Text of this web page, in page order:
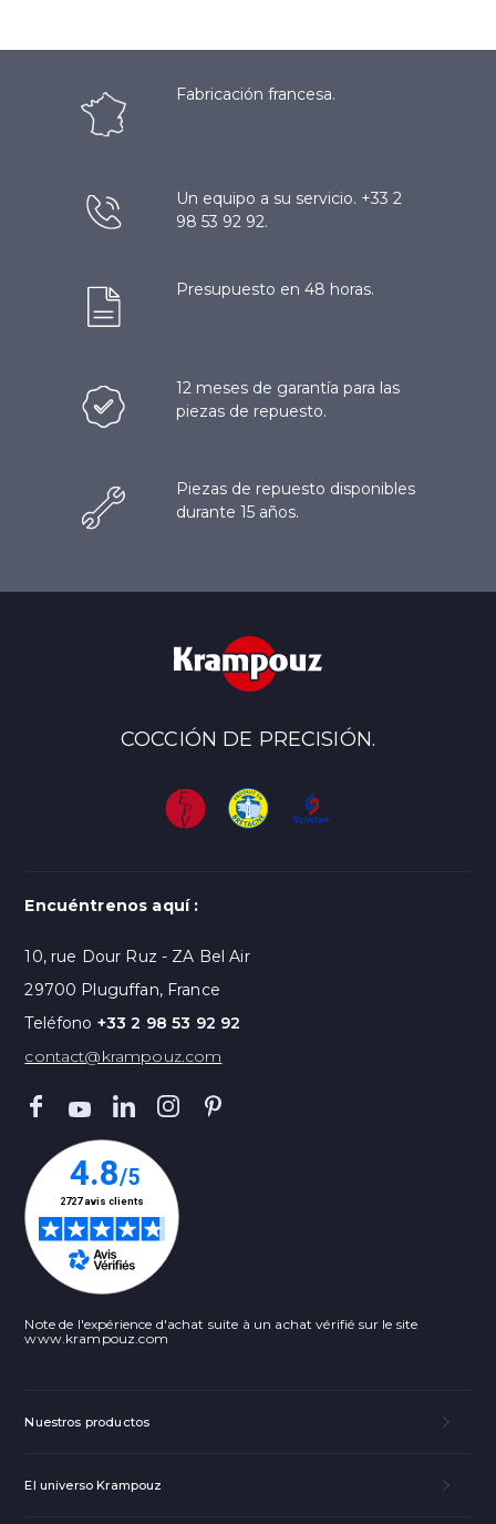
Fabricación francesa.
Un equipo a su servicio. +33 2
98 53 92 92.
Presupuesto en 48 horas.
12 meses de garantía para las
piezas de repuesto.
Piezas de repuesto disponibles
durante 15 años.
COCCIÓN DE PRECISIÓN.
Encuéntrenos aquí :
10, rue Dour Ruz - ZA Bel Air
29700 Pluguffan, France
Teléfono +33 2 98 53 92 92
contact@krampouz.com
Note de l'expérience d'achat suite à un achat vérifié sur le site
www.krampouz.com
Nuestros productos
El universo Krampouz